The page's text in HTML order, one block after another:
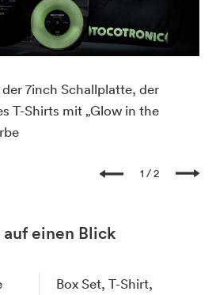
7inch Schallplatte, der
T-Shirts mit „Glow in the
1 2
einen Blick
Box Set, T-Shirt,